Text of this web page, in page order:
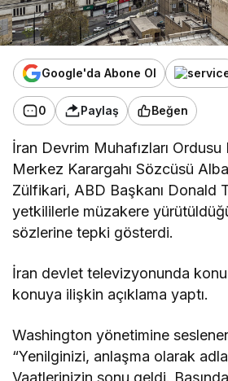
Google'da Abone Ol
0 Paylaş Beğen
İran Devrim Muhafızları
Merkez Karargahı Sözcüsü
Zülfikari, ABD Başkanı Donald
yetkililerle müzakere
sözlerine tepki gösterdi.
İran devlet televizyonunda
konuya ilişkin açıklama yaptı.
Washington yönetimine
“Yenilginizi, anlaşma olarak
Vaatlerinizin sonu geldi.